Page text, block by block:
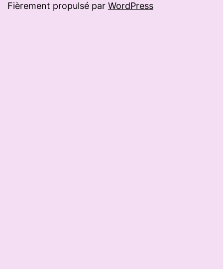
Fièrement propulsé par WordPress